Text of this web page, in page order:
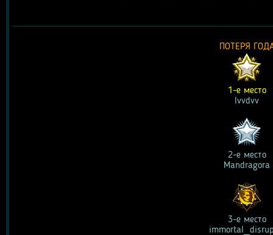
ПОТЕРЯ
1-е место
lvvdvv
2-е место
Mandragora
3-е место